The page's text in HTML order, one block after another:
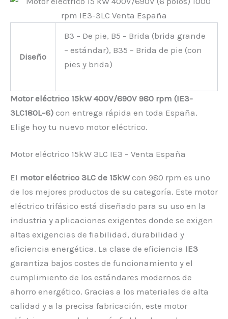
Diseño
B3 – De pie, B5 – Brida (brida grande
– estándar), B35 – Brida de pie (con
pies y brida)
Motor eléctrico 15kW 400V/690V 980 rpm (IE3-
3LC180L-6) con entrega rápida en toda España.
Elige hoy tu nuevo motor eléctrico.
Motor eléctrico 15kW 3LC IE3 – Venta España
El motor eléctrico 3LC de 15kWcon 980 rpm es uno
de los mejores productos de su categoría. Este motor
eléctrico trifásico está diseñado para su uso en la
industria y aplicaciones exigentes donde se exigen
altas exigencias de fiabilidad, durabilidad y
eficiencia energética. La clase de eficiencia IE3
garantiza bajos costes de funcionamiento y el
cumplimiento de los estándares modernos de
ahorro energético. Gracias a los materiales de alta
calidad y a la precisa fabricación, este motor